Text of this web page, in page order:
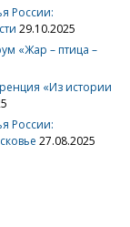
России:
29.10.2025
«Жар – птица –
«Из истории
России:
27.08.2025